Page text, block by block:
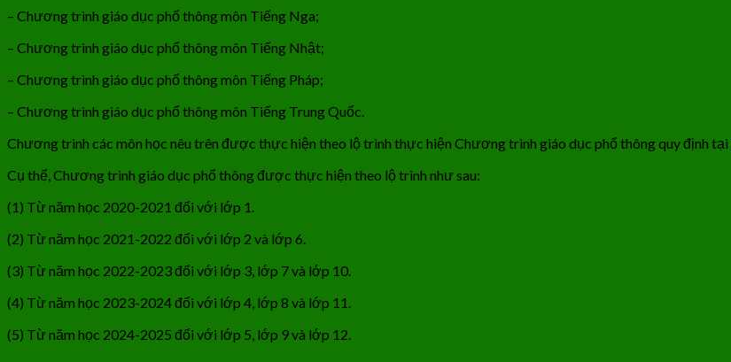
– Chương trình giáo dục phổ thông môn Tiếng Nga;
– Chương trình giáo dục phổ thông môn Tiếng Nhật;
– Chương trình giáo dục phổ thông môn Tiếng Pháp;
– Chương trình giáo dục phổ thông môn Tiếng Trung Quốc.
Chương trình các môn học nêu trên được thực hiện theo lộ trình thực hiện Chương trình giáo dục phổ thông quy định tại
Cụ thể, Chương trình giáo dục phổ thông được thực hiện theo lộ trình như sau:
(1) Từ năm học 2020-2021 đối với lớp 1.
(2) Từ năm học 2021-2022 đối với lớp 2 và lớp 6.
(3) Từ năm học 2022-2023 đối với lớp 3, lớp 7 và lớp 10.
(4) Từ năm học 2023-2024 đối với lớp 4, lớp 8 và lớp 11.
(5) Từ năm học 2024-2025 đối với lớp 5, lớp 9 và lớp 12.